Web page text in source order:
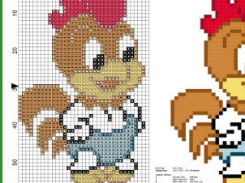
Bambini
Disney
Thun